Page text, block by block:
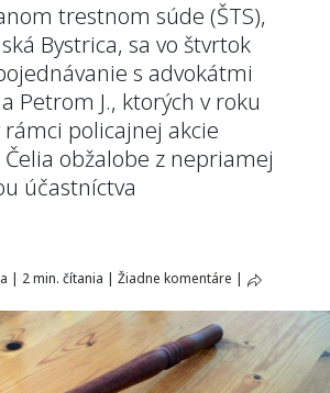
trestnom súde (ŠTS),
Bystrica, sa vo štvrtok
s advokátmi
Petrom J., ktorých v roku
rámci policajnej akcie
obžalobe z nepriamej
účastníctva
| 2 min. čítania | Žiadne komentáre |